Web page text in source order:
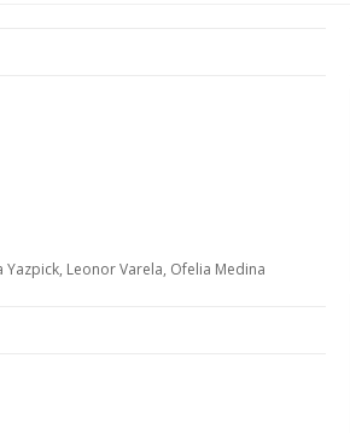
Yazpick, Leonor Varela, Ofelia Medina